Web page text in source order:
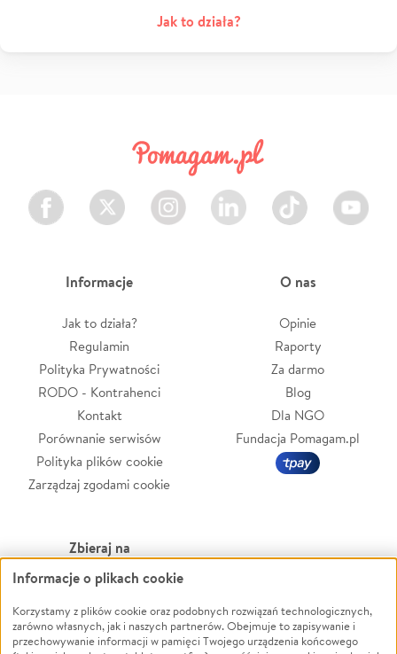
Jak to działa?
Facebook Twitter Instagram LinkedIn TikTok Youtube
Informacje
Jak to działa?
Regulamin
Polityka Prywatności
RODO - Kontrahenci
Kontakt
Porównanie serwisów
Polityka plików cookie
Zarządzaj zgodami cookie
O nas
Opinie
Raporty
Za darmo
Blog
Dla NGO
Fundacja Pomagam.pl
Zbieraj na
Leczenie
Zwierzęta
Pożar
Powódź
Wichura
Informacje o plikach cookie
Korzystamy z plików cookie oraz podobnych rozwiązań technologicznych,
zarówno własnych, jak i naszych partnerów. Obejmuje to zapisywanie i
przechowywanie informacji w pamięci Twojego urządzenia końcowego